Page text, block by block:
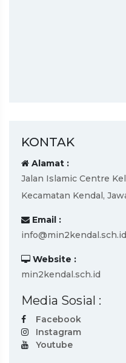
KONTAK
Alamat :
Jalan Islamic Centre
Kecamatan Kendal,
Email :
info@min2kendal.sch.id
Website :
min2kendal.sch.id
Media Sosial :
Facebook
Instagram
Youtube